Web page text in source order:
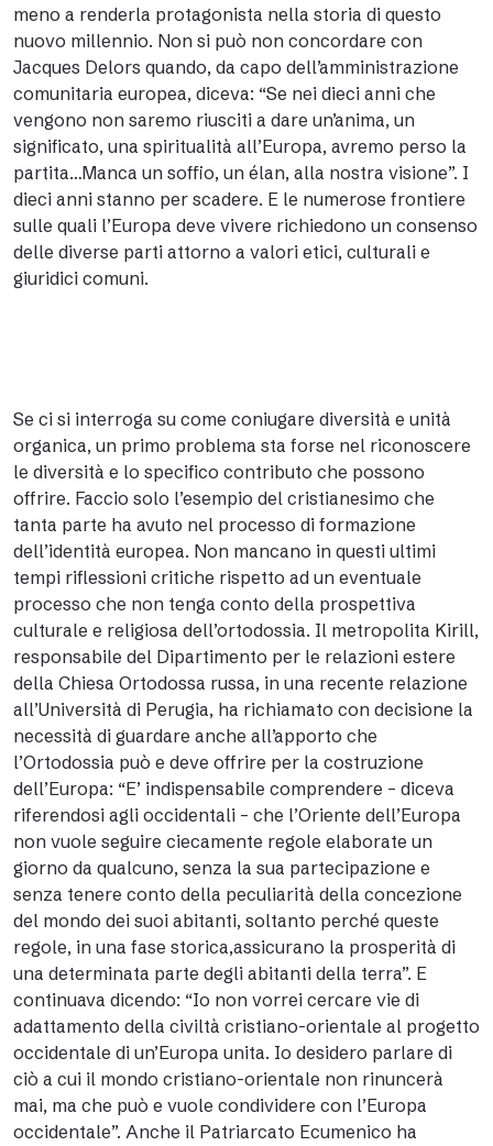
meno a renderla protagonista nella storia di questo
nuovo millennio. Non si può non concordare con
Jacques Delors quando, da capo dell’amministrazione
comunitaria europea, diceva: “Se nei dieci anni che
vengono non saremo riusciti a dare un’anima, un
significato, una spiritualità all’Europa, avremo perso la
partita…Manca un soffio, un élan, alla nostra visione”. I
dieci anni stanno per scadere. E le numerose frontiere
sulle quali l’Europa deve vivere richiedono un consenso
delle diverse parti attorno a valori etici, culturali e
giuridici comuni.
Se ci si interroga su come coniugare diversità e unità
organica, un primo problema sta forse nel riconoscere
le diversità e lo specifico contributo che possono
offrire. Faccio solo l’esempio del cristianesimo che
tanta parte ha avuto nel processo di formazione
dell’identità europea. Non mancano in questi ultimi
tempi riflessioni critiche rispetto ad un eventuale
processo che non tenga conto della prospettiva
culturale e religiosa dell’ortodossia. Il metropolita Kirill,
responsabile del Dipartimento per le relazioni estere
della Chiesa Ortodossa russa, in una recente relazione
all’Università di Perugia, ha richiamato con decisione la
necessità di guardare anche all’apporto che
l’Ortodossia può e deve offrire per la costruzione
dell’Europa: “E’ indispensabile comprendere – diceva
riferendosi agli occidentali – che l’Oriente dell’Europa
non vuole seguire ciecamente regole elaborate un
giorno da qualcuno, senza la sua partecipazione e
senza tenere conto della peculiarità della concezione
del mondo dei suoi abitanti, soltanto perché queste
regole, in una fase storica,assicurano la prosperità di
una determinata parte degli abitanti della terra”. E
continuava dicendo: “Io non vorrei cercare vie di
adattamento della civiltà cristiano-orientale al progetto
occidentale di un’Europa unita. Io desidero parlare di
ciò a cui il mondo cristiano-orientale non rinuncerà
mai, ma che può e vuole condividere con l’Europa
occidentale”. Anche il Patriarcato Ecumenico ha